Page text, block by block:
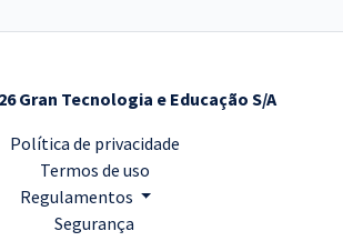
Gran Tecnologia e Educação S/A
Política de privacidade
Termos de uso
Regulamentos
Segurança